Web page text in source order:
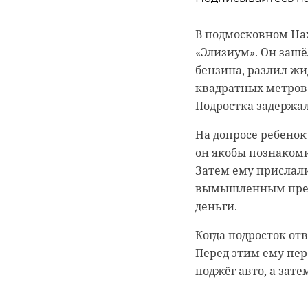
В подмосковном
«Элизиум». Он
бензина, разлил
квадратных
Подростка
На допросе
он якобы
Затем ему
вымышленным
деньги.
Когда подросток
Перед этим ему
поджёг авто, а
выбору продуктов.
Необходимо
ровными,
следует покупать
холодильнике.
Диетические яйца
более 12 дней.
Творог должен
кислым запахом.
должна быть
условия
Покупая куличи,
Глава Комздрава
первичного звена
это задача
сжатые сроки,
качественную
амбулаториях и
"Модульная
уменьшить
и
—